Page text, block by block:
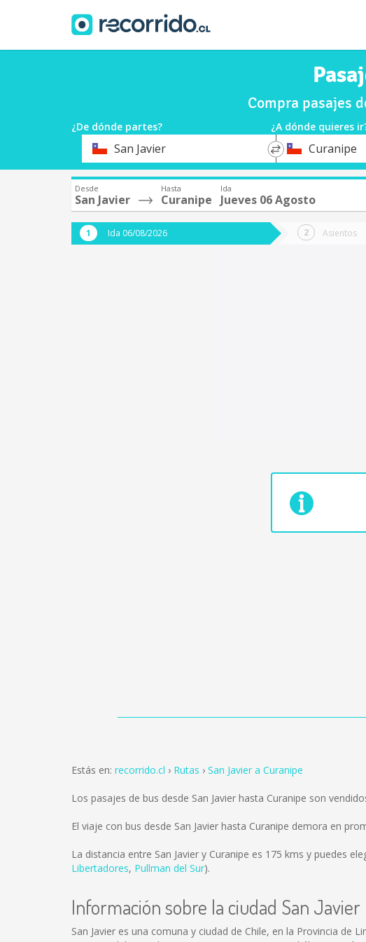
Compra pasajes
¿De dónde partes? ¿A dónde quieres
OrigenSan Javier
*
DestinoCuranipe
Desde
San Javier
Hasta
Curanipe
Ida
Jueves 06 Agosto
Ida 06/08/2026 Asientos
Estás en: recorrido.cl Rutas San Javier a Curanipe
Los pasajes de bus desde San Javier hasta Curanipe son
El viaje con bus desde San Javier hasta Curanipe demora en
La distancia entre San Javier y Curanipe es 175 kms y puedes
Libertadores, Pullman del Sur).
Información sobre la ciudad San Javier
San Javier es una comuna y ciudad de Chile, en la Provincia de